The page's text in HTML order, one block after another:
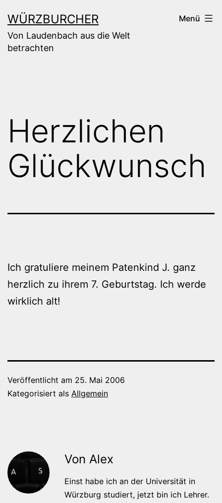
Inhalt
springen
WÜRZBURCHER
Von Laudenbach aus die Welt
betrachten
Menü
Herzlichen
Glückwunsch
Ich gratuliere meinem Patenkind J. ganz
herzlich zu ihrem 7. Geburtstag. Ich werde
wirklich alt!
Veröffentlicht am 25. Mai 2006
Kategorisiert als Allgemein
Von Alex
Einst habe ich an der Universität in
Würzburg studiert, jetzt bin ich Lehrer.